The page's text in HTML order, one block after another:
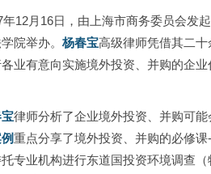
年12月16日，由上海市商务委员会发
院举办。 杨春宝高级律师凭借其二
业有意向实施境外投资、并购的企
律师分析了企业境外投资、并购可
重点分享了境外投资、并购的必修
专业机构进行东道国投资环境调查